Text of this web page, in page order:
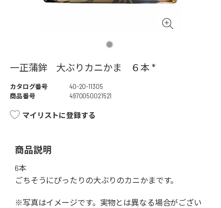
一正蒲鉾 大ぶりカニかま ６本 *
カタログ番号
40-20-11305
商品番号
4970050021521
マイリストに登録する
商品説明
6本
ごちそうにぴったりの大ぶりのカニかまです。
※写真はイメージです。実物とは異なる場合がござい